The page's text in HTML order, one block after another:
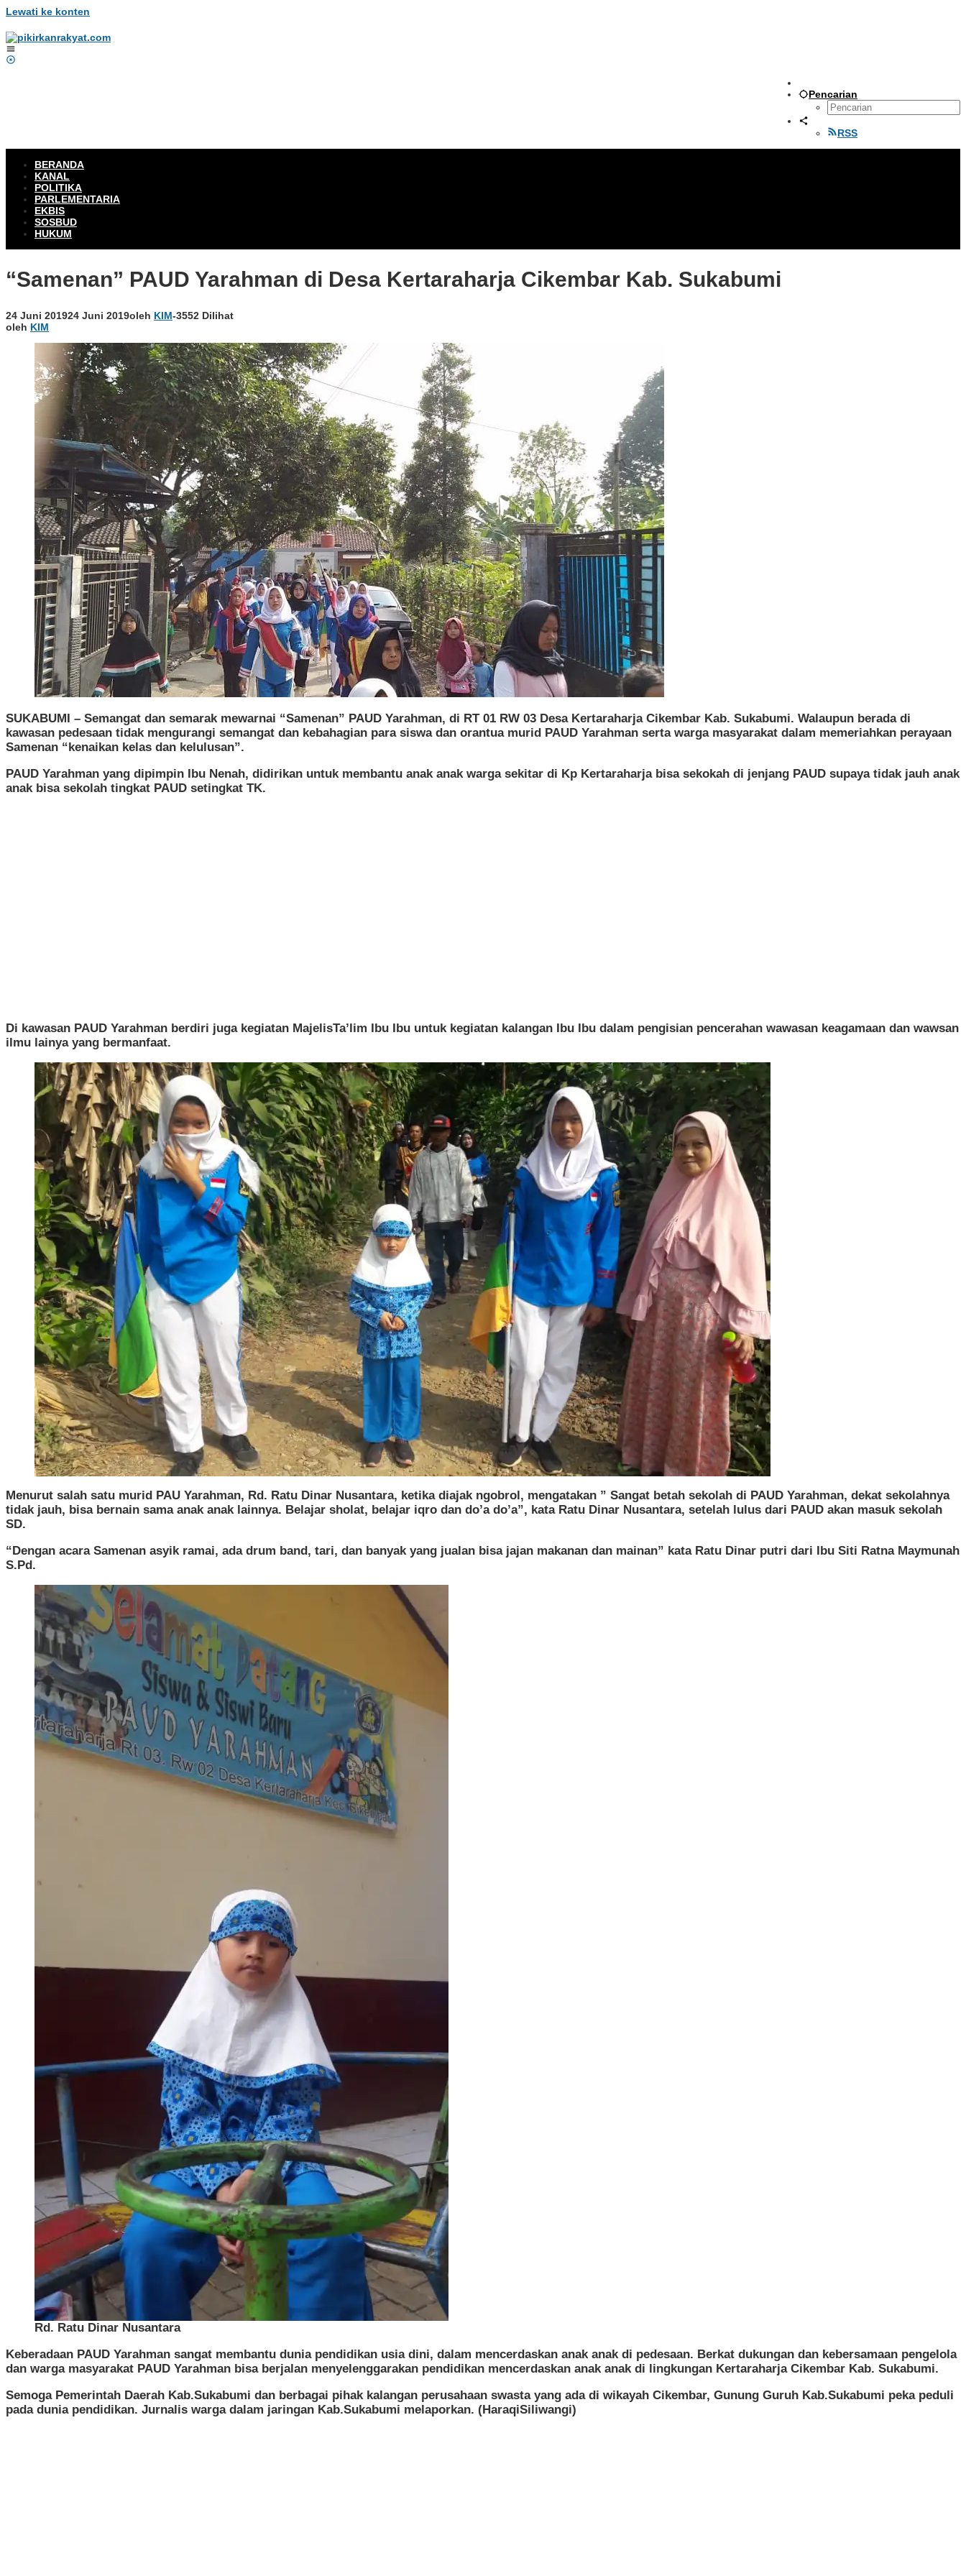
Lewati ke konten
Pencarian
RSS
BERANDA
KANAL
POLITIKA
PARLEMENTARIA
EKBIS
SOSBUD
HUKUM
“Samenan” PAUD Yarahman di Desa Kertaraharja Cikembar Kab. Sukabumi
24 Juni 201924 Juni 2019oleh KIM-3552 Dilihat
oleh KIM
SUKABUMI – Semangat dan semarak mewarnai “Samenan” PAUD Yarahman, di RT 01 RW 03 Desa Kertaraharja Cikembar Kab. Sukabumi. Walaupun berada di
kawasan pedesaan tidak mengurangi semangat dan kebahagian para siswa dan orantua murid PAUD Yarahman serta warga masyarakat dalam memeriahkan perayaan
Samenan “kenaikan kelas dan kelulusan”.
PAUD Yarahman yang dipimpin Ibu Nenah, didirikan untuk membantu anak anak warga sekitar di Kp Kertaraharja bisa sekokah di jenjang PAUD supaya tidak jauh anak
anak bisa sekolah tingkat PAUD setingkat TK.
Di kawasan PAUD Yarahman berdiri juga kegiatan MajelisTa’lim Ibu Ibu untuk kegiatan kalangan Ibu Ibu dalam pengisian pencerahan wawasan keagamaan dan wawsan
ilmu lainya yang bermanfaat.
Menurut salah satu murid PAU Yarahman, Rd. Ratu Dinar Nusantara, ketika diajak ngobrol, mengatakan ” Sangat betah sekolah di PAUD Yarahman, dekat sekolahnya
tidak jauh, bisa bernain sama anak anak lainnya. Belajar sholat, belajar iqro dan do’a do’a”, kata Ratu Dinar Nusantara, setelah lulus dari PAUD akan masuk sekolah
SD.
“Dengan acara Samenan asyik ramai, ada drum band, tari, dan banyak yang jualan bisa jajan makanan dan mainan” kata Ratu Dinar putri dari Ibu Siti Ratna Maymunah
S.Pd.
Rd. Ratu Dinar Nusantara
Keberadaan PAUD Yarahman sangat membantu dunia pendidikan usia dini, dalam mencerdaskan anak anak di pedesaan. Berkat dukungan dan kebersamaan pengelola
dan warga masyarakat PAUD Yarahman bisa berjalan menyelenggarakan pendidikan mencerdaskan anak anak di lingkungan Kertaraharja Cikembar Kab. Sukabumi.
Semoga Pemerintah Daerah Kab.Sukabumi dan berbagai pihak kalangan perusahaan swasta yang ada di wikayah Cikembar, Gunung Guruh Kab.Sukabumi peka peduli
pada dunia pendidikan. Jurnalis warga dalam jaringan Kab.Sukabumi melaporkan. (HaraqiSiliwangi)